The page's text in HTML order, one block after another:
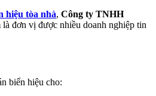
hiệu tòa nhà, Công ty TNHH
là đơn vị được nhiều doanh nghiệp tin
biển hiệu cho: